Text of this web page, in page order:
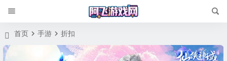
首页 手游 折扣